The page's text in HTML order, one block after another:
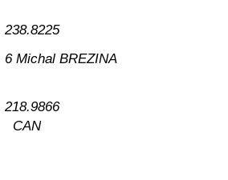
238.8225
6 Michal BREZINA
218.9866
CAN